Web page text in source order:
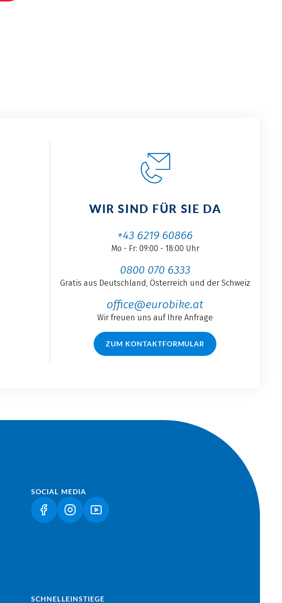
WIR SIND FÜR SIE DA
+43 6219 60866
Mo - Fr: 09:00 - 18:00 Uhr
0800 070 6333
Gratis aus Deutschland, Österreich und der Schweiz
office@eurobike.at
Wir freuen uns auf Ihre Anfrage
ZUM KONTAKTFORMULAR
SOCIAL MEDIA
(LINK ÖFFNET IN NEUEM TAB)
(LINK ÖFFNET IN NEUEM TAB)
(LINK ÖFFNET IN NEUEM TAB)
SCHNELLEINSTIEGE